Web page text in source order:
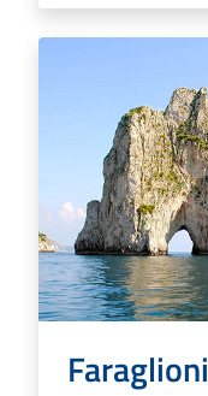
Faraglioni